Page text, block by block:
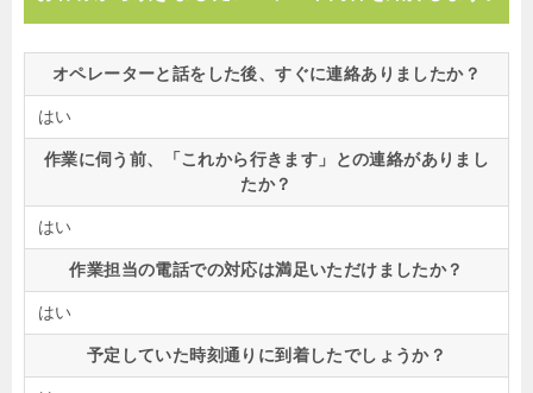
オペレーターと話をした後、すぐに連絡ありましたか？
はい
作業に伺う前、「これから行きます」との連絡がありまし
たか？
はい
作業担当の電話での対応は満足いただけましたか？
はい
予定していた時刻通りに到着したでしょうか？